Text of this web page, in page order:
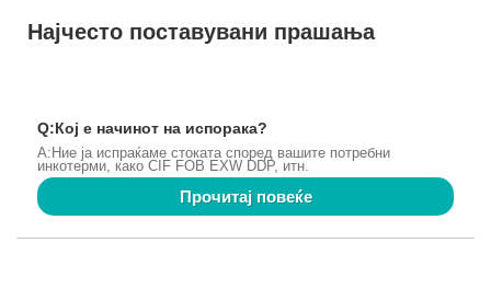
Најчесто поставувани прашања
Q:Кој е начинот на испорака?
A:Ние ја испраќаме стоката според вашите потребни
инкотерми, како CIF FOB EXW DDP, итн.
Прочитај повеќе